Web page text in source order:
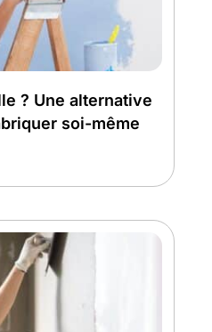
? Une alternative
soi-même